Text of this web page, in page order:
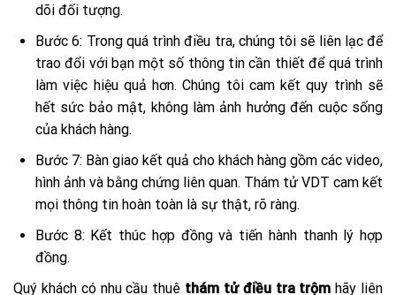
dõi đối tượng.
Bước 6: Trong quá trình điều tra, chúng tôi sẽ liên lạc để
trao đổi với bạn một số thông tin cần thiết để quá trình
làm việc hiệu quả hơn. Chúng tôi cam kết quy trình sẽ
hết sức bảo mật, không làm ảnh hưởng đến cuộc sống
của khách hàng.
Bước 7: Bàn giao kết quả cho khách hàng gồm các video,
hình ảnh và bằng chứng liên quan. Thám tử VDT cam kết
mọi thông tin hoàn toàn là sự thật, rõ ràng.
Bước 8: Kết thúc hợp đồng và tiến hành thanh lý hợp
đồng.
Quý khách có nhu cầu thuê thám tử điều tra trộmhãy liên